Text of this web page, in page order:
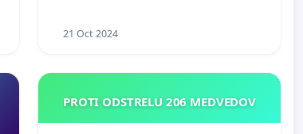
21 Oct 2024
PROTI ODSTRELU 206 MEDVEDOV